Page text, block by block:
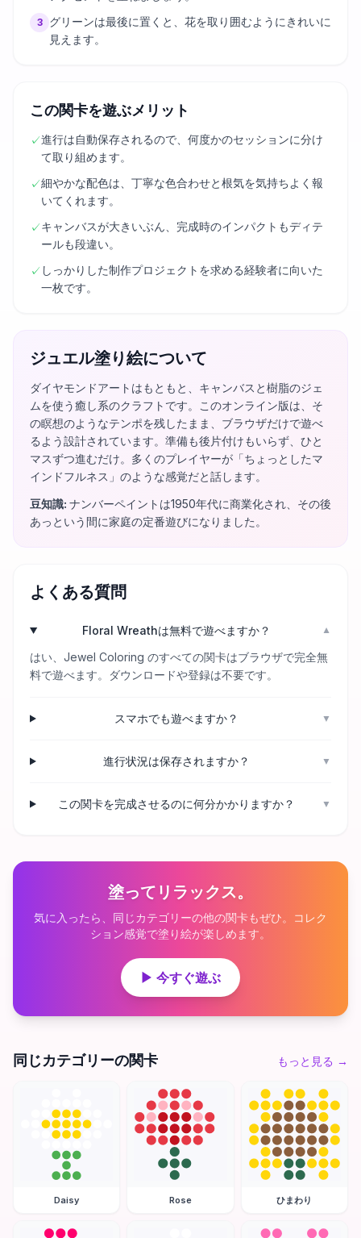
3
グリーンは最後に置くと、花を取り囲むようにきれいに
見えます。
この関卡を遊ぶメリット
✓進行は自動保存されるので、何度かのセッションに分け
て取り組めます。
✓細やかな配色は、丁寧な色合わせと根気を気持ちよく報
いてくれます。
✓キャンバスが大きいぶん、完成時のインパクトもディテ
ールも段違い。
✓ しっかりした制作プロジェクトを求める経験者に向いた
一枚です。
ジュエル塗り絵について
ダイヤモンドアートはもともと、キャンバスと樹脂のジェ
ムを使う癒し系のクラフトです。このオンライン版は、そ
の瞑想のようなテンポを残したまま、ブラウザだけで遊べ
るよう設計されています。準備も後片付けもいらず、ひと
マスずつ進むだけ。多くのプレイヤーが「ちょっとしたマ
インドフルネス」のような感覚だと話します。
豆知識: ナンバーペイントは1950年代に商業化され、その後
あっという間に家庭の定番遊びになりました。
よくある質問
Floral Wreathは無料で遊べますか？ ▼
はい、Jewel Coloring のすべての関卡はブラウザで完全無
料で遊べます。ダウンロードや登録は不要です。
スマホでも遊べますか？ ▼
進行状況は保存されますか？ ▼
この関卡を完成させるのに何分かかりますか？ ▼
塗ってリラックス。
気に入ったら、同じカテゴリーの他の関卡もぜひ。コレク
ション感覚で塗り絵が楽しめます。
▶ 今すぐ遊ぶ
同じカテゴリーの関卡 もっと見る →
Daisy Rose ひまわり